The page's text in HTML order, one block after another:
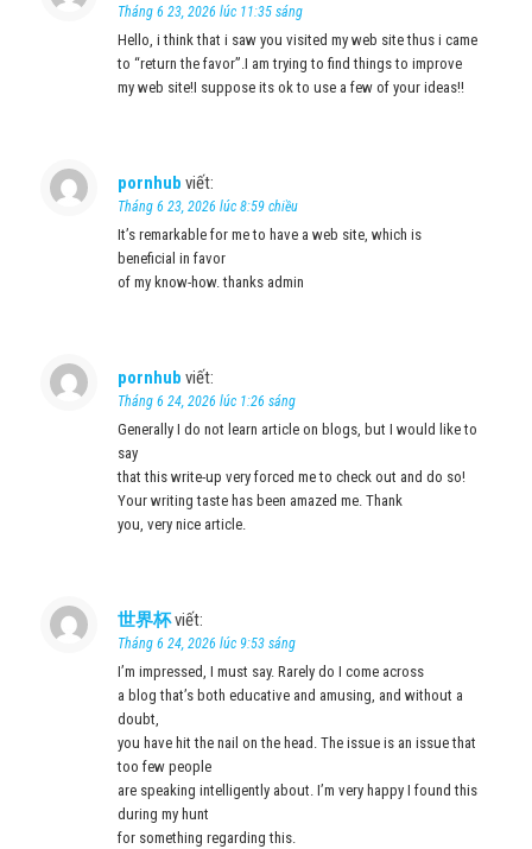
Tháng 6 23, 2026 lúc 11:35 sáng
Hello, i think that i saw you visited my web site thus i came
to “return the favor”.I am trying to find things to improve
my web site!I suppose its ok to use a few of your ideas!!
pornhub viết:
Tháng 6 23, 2026 lúc 8:59 chiều
It’s remarkable for me to have a web site, which is
beneficial in favor
of my know-how. thanks admin
pornhub viết:
Tháng 6 24, 2026 lúc 1:26 sáng
Generally I do not learn article on blogs, but I would like to
say
that this write-up very forced me to check out and do so!
Your writing taste has been amazed me. Thank
you, very nice article.
世界杯viết:
Tháng 6 24, 2026 lúc 9:53 sáng
I’m impressed, I must say. Rarely do I come across
a blog that’s both educative and amusing, and without a
doubt,
you have hit the nail on the head. The issue is an issue that
too few people
are speaking intelligently about. I’m very happy I found this
during my hunt
for something regarding this.